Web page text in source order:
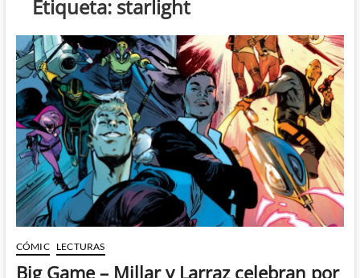
Etiqueta: starlight
CÓMIC LECTURAS
Big Game – Millar y Larraz celebran por